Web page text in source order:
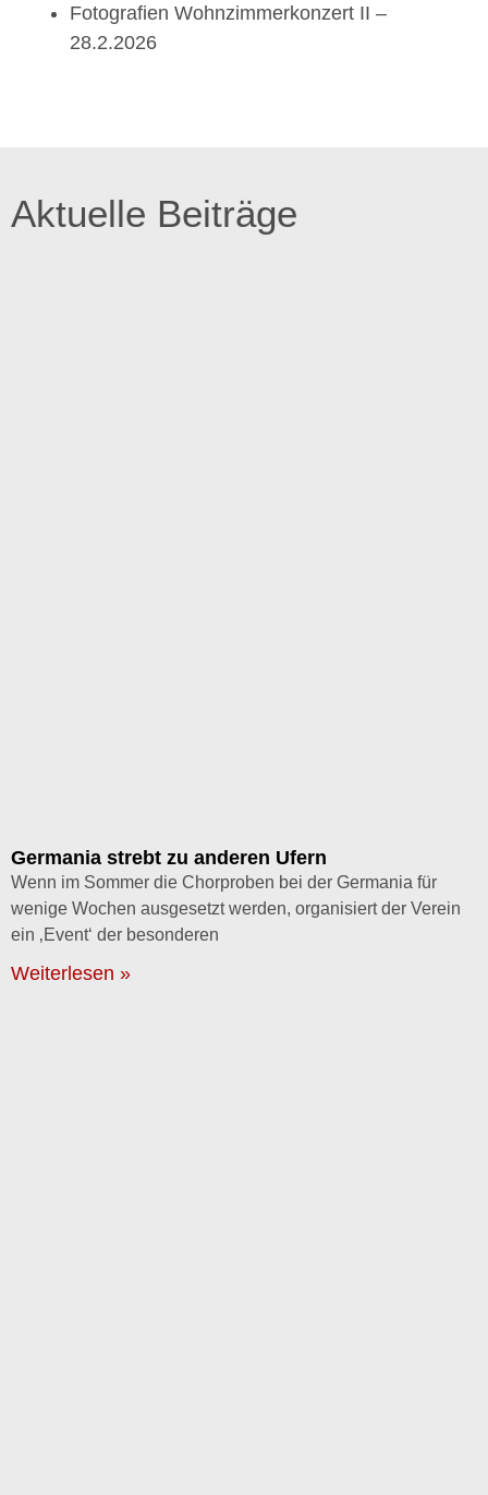
Fotografien Wohnzimmerkonzert II –
28.2.2026
Aktuelle Beiträge
Germania strebt zu anderen Ufern
Wenn im Sommer die Chorproben bei der Germania für
wenige Wochen ausgesetzt werden, organisiert der Verein
ein ‚Event‘ der besonderen
Weiterlesen »